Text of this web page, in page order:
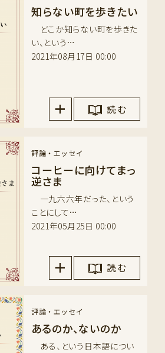
知らない町を歩きたい
どこか知らない町を歩きた
い、という…
2021年08月17日 00:00
読 む
評論・エッセイ
コーヒーに向けてまっ
逆さま
一九六六年だった、という
ことにして…
2021年05月25日 00:00
読 む
評論・エッセイ
あるのか、ないのか
ある、という日本語につい